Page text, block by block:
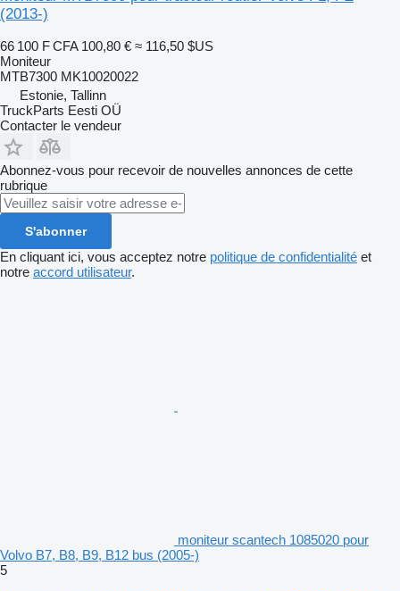
(2013-)
66 100 F CFA 100,80 € ≈ 116,50 $US
Moniteur
MTB7300 MK10020022
Estonie, Tallinn
TruckParts Eesti OÜ
Contacter le vendeur
Abonnez-vous pour recevoir de nouvelles annonces de cette
rubrique
S'abonner
En cliquant ici, vous acceptez notre politique de confidentialité et
notre accord utilisateur.
moniteur scantech 1085020 pour
Volvo B7, B8, B9, B12 bus (2005-)
5